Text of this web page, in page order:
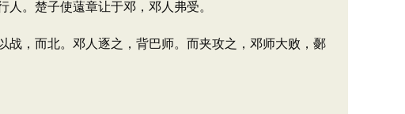
。楚子使薳章让于邓，邓人弗受。
，而北。邓人逐之，背巴师。而夹攻之，邓师大败，鄾